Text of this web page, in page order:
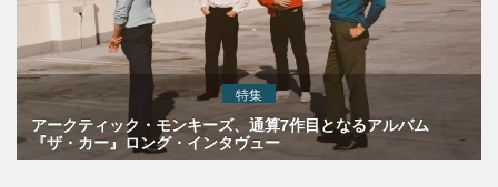
特集
アークティック・モンキーズ、通算7作目となるアルバム
『ザ・カー』ロング・インタヴュー